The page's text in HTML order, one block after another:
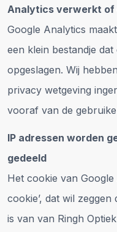
Analytics verwerkt of
Google Analytics
een klein bestandje
opgeslagen. Wij
privacy wetgeving
vooraf van de
IP adressen worden
gedeeld
Het cookie van
cookie’, dat wil
is van van Ringh